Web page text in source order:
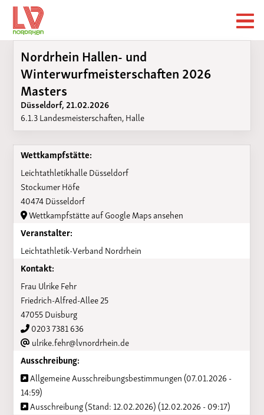
Nordrhein Hallen- und
Winterwurfmeisterschaften 2026
Masters
Düsseldorf, 21.02.2026
6.1.3 Landesmeisterschaften, Halle
Wettkampfstätte:
Leichtathletikhalle Düsseldorf
Stockumer Höfe
40474 Düsseldorf
Wettkampfstätte auf Google Maps ansehen
Veranstalter:
Leichtathletik-Verband Nordrhein
Kontakt:
Frau Ulrike Fehr
Friedrich-Alfred-Allee 25
47055 Duisburg
0203 7381 636
ulrike.fehr@lvnordrhein.de
Ausschreibung:
Allgemeine Ausschreibungsbestimmungen (07.01.2026 -
14:59)
Ausschreibung (Stand: 12.02.2026) (12.02.2026 - 09:17)